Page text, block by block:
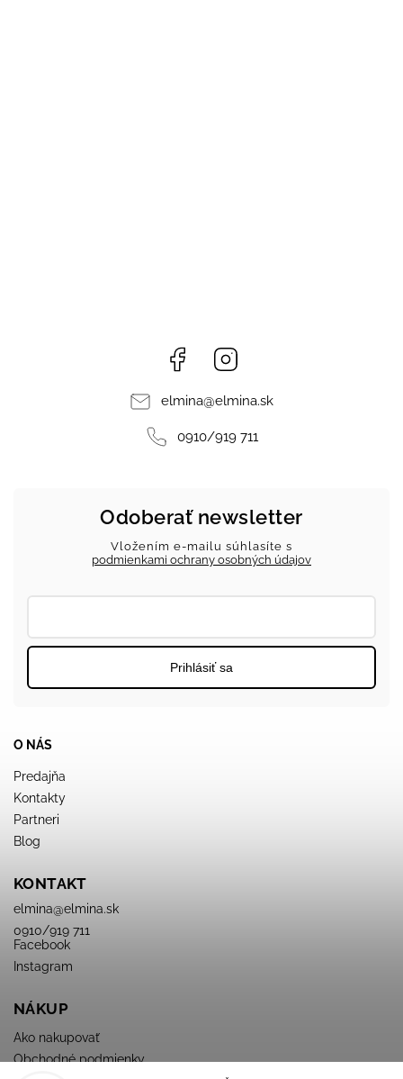
Facebook
elmina@elmina.sk
0910/919 711
O NÁS
Predajňa
Kontakty
Partneri
Blog
KONTAKT
elmina@elmina.sk
0910/919 711
Facebook
Instagram
NÁKUP
Ako nakupovať
Obchodné podmienky
Odoberať newsletter
Vložením e-mailu súhlasíte s
podmienkami ochrany osobných údajov
Prihlásiť sa